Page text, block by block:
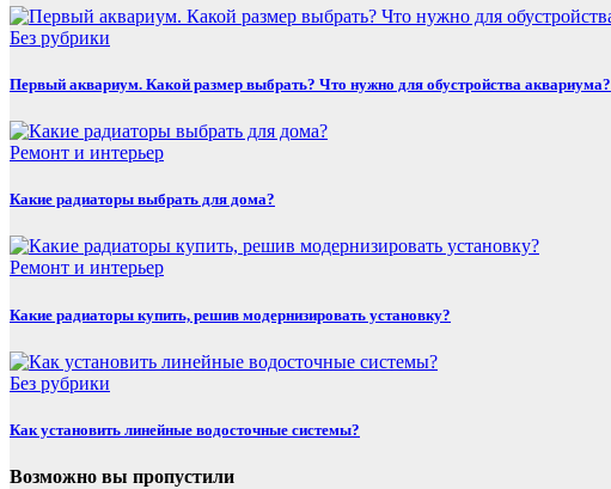
Без рубрики
Первый аквариум. Какой размер выбрать? Что нужно для обустройства аквариума?
Ремонт и интерьер
Какие радиаторы выбрать для дома?
Ремонт и интерьер
Какие радиаторы купить, решив модернизировать установку?
Без рубрики
Как установить линейные водосточные системы?
Возможно вы пропустили